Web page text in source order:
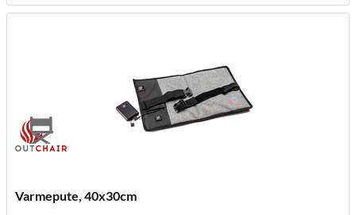
Varmepute, 40x30cm